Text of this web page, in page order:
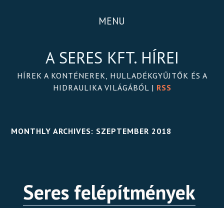
MENU
A SERES KFT. HÍREI
HÍREK A KONTÉNEREK, HULLADÉKGYŰJTŐK ÉS A
HIDRAULIKA VILÁGÁBÓL | RSS
MONTHLY ARCHIVES: SZEPTEMBER 2018
Seres felépítmények